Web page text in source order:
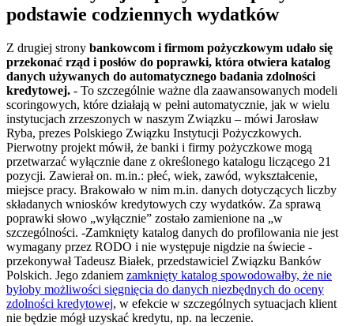
podstawie codziennych wydatków
Z drugiej strony bankowcom i firmom pożyczkowym udało się
przekonać rząd i posłów do poprawki, która otwiera katalog
danych używanych do automatycznego badania zdolności
kredytowej. - To szczególnie ważne dla zaawansowanych modeli
scoringowych, które działają w pełni automatycznie, jak w wielu
instytucjach zrzeszonych w naszym Związku – mówi Jarosław
Ryba, prezes Polskiego Związku Instytucji Pożyczkowych.
Pierwotny projekt mówił, że banki i firmy pożyczkowe mogą
przetwarzać wyłącznie dane z określonego katalogu liczącego 21
pozycji. Zawierał on. m.in.: płeć, wiek, zawód, wykształcenie,
miejsce pracy. Brakowało w nim m.in. danych dotyczących liczby
składanych wniosków kredytowych czy wydatków. Za sprawą
poprawki słowo „wyłącznie” zostało zamienione na „w
szczególności. -Zamknięty katalog danych do profilowania nie jest
wymagany przez RODO i nie występuje nigdzie na świecie -
przekonywał Tadeusz Białek, przedstawiciel Związku Banków
Polskich. Jego zdaniem zamknięty katalog spowodowałby, że nie
byłoby możliwości sięgnięcia do danych niezbędnych do oceny
zdolności kredytowej, w efekcie w szczególnych sytuacjach klient
nie będzie mógł uzyskać kredytu, np. na leczenie.